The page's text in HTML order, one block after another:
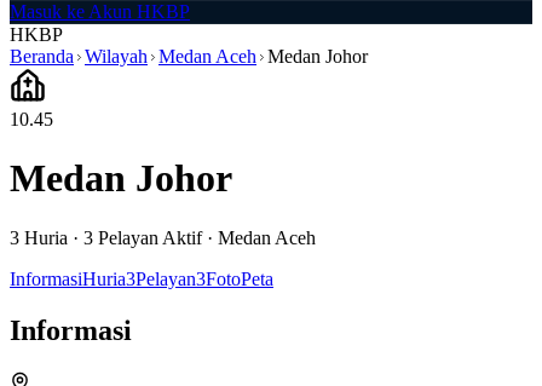
Masuk ke Akun HKBP
HKBP
Beranda Wilayah Medan Aceh Medan Johor
10.45
Medan Johor
3 Huria · 3 Pelayan Aktif· Medan Aceh
InformasiHuria3Pelayan3FotoPeta
Informasi